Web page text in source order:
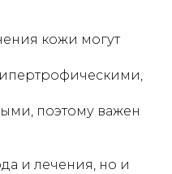
кожи могут
поэтому важен
и лечения, но и